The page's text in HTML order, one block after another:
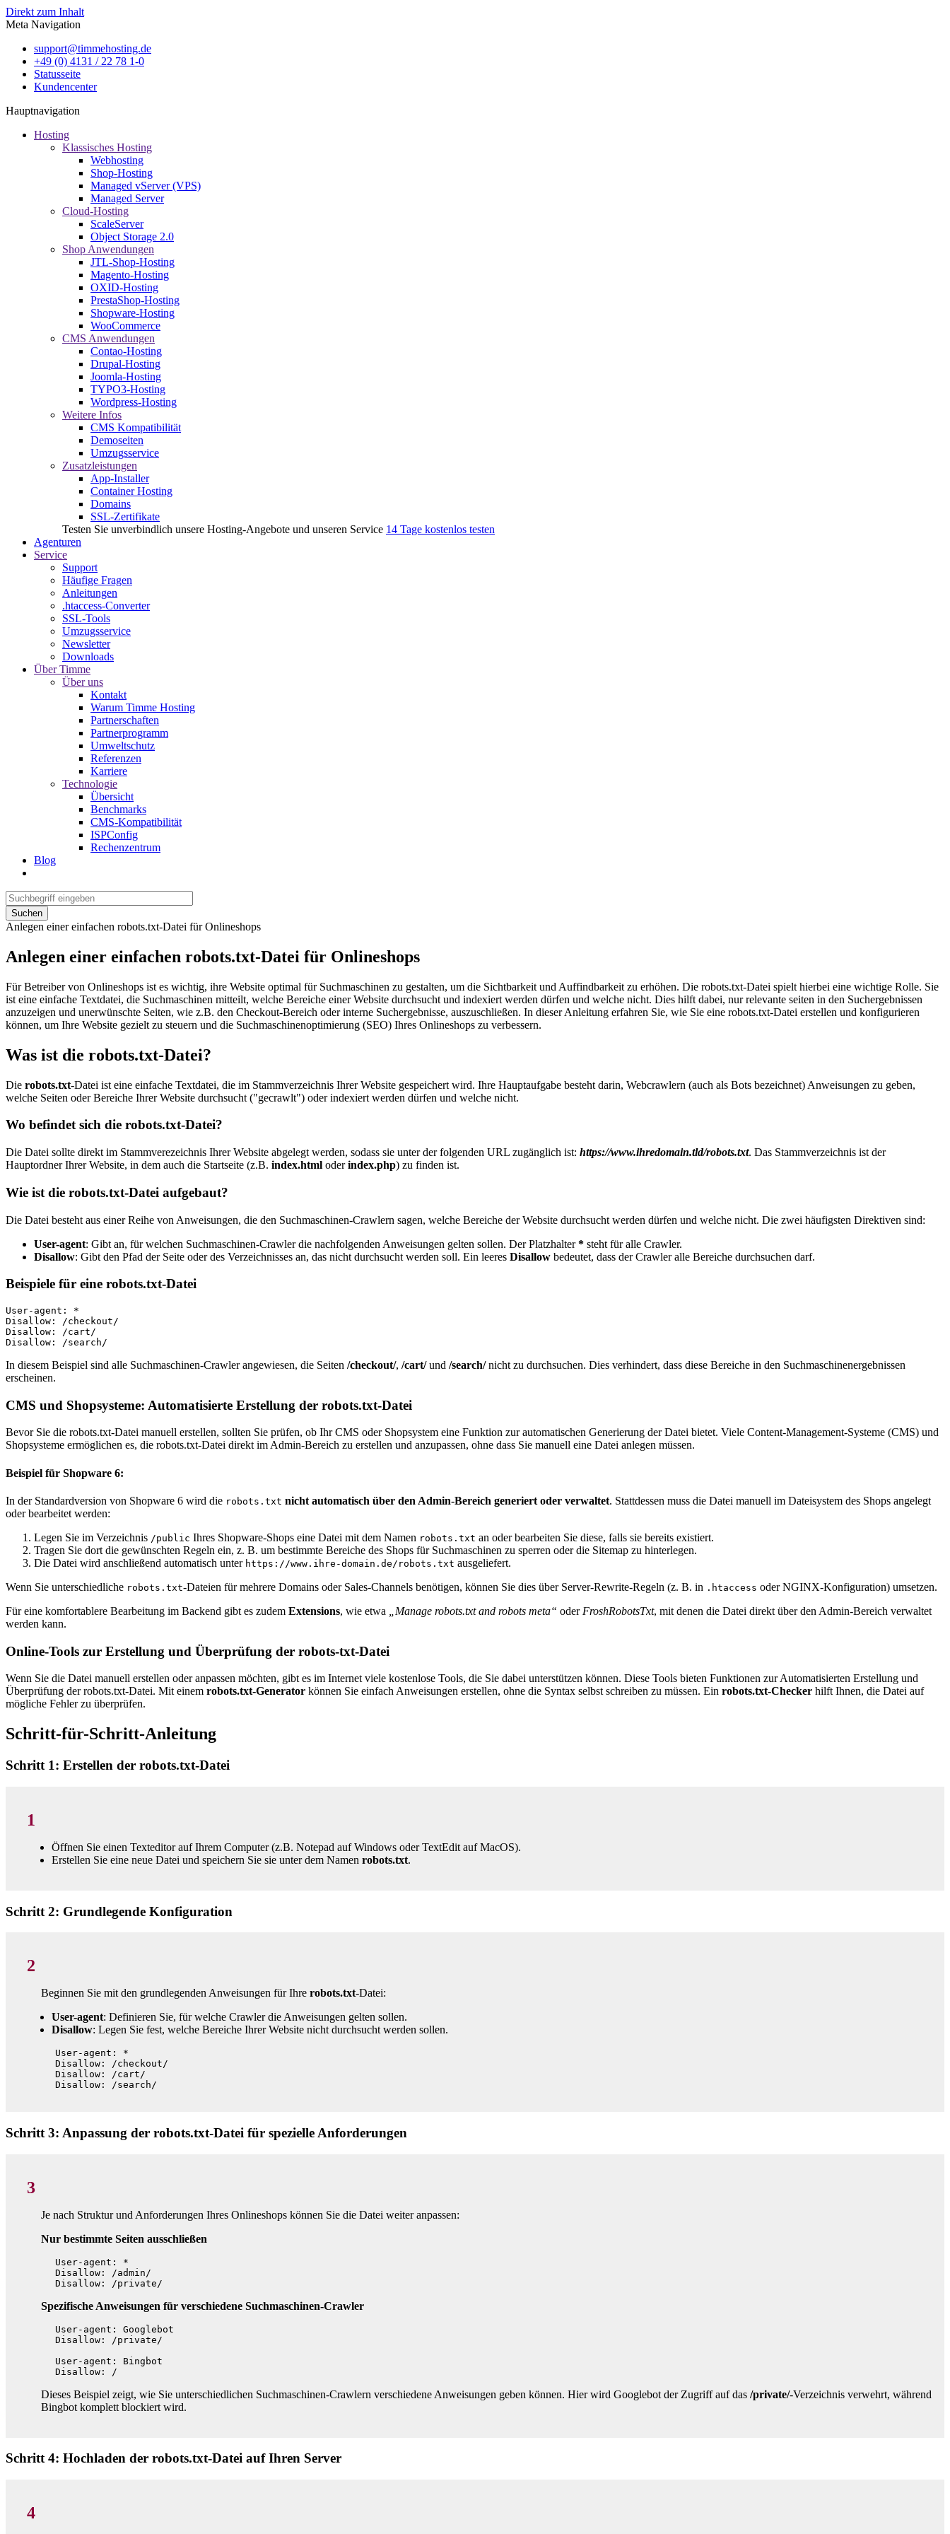
Direkt zum Inhalt
Meta Navigation
support@timmehosting.de
+49 (0) 4131 / 22 78 1-0
Statusseite
Kundencenter
Hauptnavigation
Hosting
Klassisches Hosting
Webhosting
Shop-Hosting
Managed vServer (VPS)
Managed Server
Cloud-Hosting
ScaleServer
Object Storage 2.0
Shop Anwendungen
JTL-Shop-Hosting
Magento-Hosting
OXID-Hosting
PrestaShop-Hosting
Shopware-Hosting
WooCommerce
CMS Anwendungen
Contao-Hosting
Drupal-Hosting
Joomla-Hosting
TYPO3-Hosting
Wordpress-Hosting
Weitere Infos
CMS Kompatibilität
Demoseiten
Umzugsservice
Zusatzleistungen
App-Installer
Container Hosting
Domains
SSL-Zertifikate
Testen Sie unverbindlich unsere Hosting-Angebote und unseren Service 14 Tage kostenlos testen
Agenturen
Service
Support
Häufige Fragen
Anleitungen
.htaccess-Converter
SSL-Tools
Umzugsservice
Newsletter
Downloads
Über Timme
Über uns
Kontakt
Warum Timme Hosting
Partnerschaften
Partnerprogramm
Umweltschutz
Referenzen
Karriere
Technologie
Übersicht
Benchmarks
CMS-Kompatibilität
ISPConfig
Rechenzentrum
Blog
Suchen
Anlegen einer einfachen robots.txt-Datei für Onlineshops
Anlegen einer einfachen robots.txt-Datei für Onlineshops
Für Betreiber von Onlineshops ist es wichtig, ihre Website optimal für Suchmaschinen zu gestalten, um die Sichtbarkeit und Auffindbarkeit zu erhöhen. Die robots.txt-Datei spielt hierbei eine wichtige Rolle. Sie
ist eine einfache Textdatei, die Suchmaschinen mitteilt, welche Bereiche einer Website durchsucht und indexiert werden dürfen und welche nicht. Dies hilft dabei, nur relevante seiten in den Suchergebnissen
anzuzeigen und unerwünschte Seiten, wie z.B. den Checkout-Bereich oder interne Suchergebnisse, auszuschließen. In dieser Anleitung erfahren Sie, wie Sie eine robots.txt-Datei erstellen und konfigurieren
können, um Ihre Website gezielt zu steuern und die Suchmaschinenoptimierung (SEO) Ihres Onlineshops zu verbessern.
Was ist die robots.txt-Datei?
Die robots.txt-Datei ist eine einfache Textdatei, die im Stammverzeichnis Ihrer Website gespeichert wird. Ihre Hauptaufgabe besteht darin, Webcrawlern (auch als Bots bezeichnet) Anweisungen zu geben,
welche Seiten oder Bereiche Ihrer Website durchsucht ("gecrawlt") oder indexiert werden dürfen und welche nicht.
Wo befindet sich die robots.txt-Datei?
Die Datei sollte direkt im Stammverezeichnis Ihrer Website abgelegt werden, sodass sie unter der folgenden URL zugänglich ist: https://www.ihredomain.tld/robots.txt. Das Stammverzeichnis ist der
Hauptordner Ihrer Website, in dem auch die Startseite (z.B. index.html oderindex.php) zu finden ist.
Wie ist die robots.txt-Datei aufgebaut?
Die Datei besteht aus einer Reihe von Anweisungen, die den Suchmaschinen-Crawlern sagen, welche Bereiche der Website durchsucht werden dürfen und welche nicht. Die zwei häufigsten Direktiven sind:
User-agent: Gibt an, für welchen Suchmaschinen-Crawler die nachfolgenden Anweisungen gelten sollen. Der Platzhalter* steht für alle Crawler.
Disallow: Gibt den Pfad der Seite oder des Verzeichnisses an, das nicht durchsucht werden soll. Ein leeres Disallow bedeutet, dass der Crawler alle Bereiche durchsuchen darf.
Beispiele für eine robots.txt-Datei
User-agent: *
Disallow: /checkout/
Disallow: /cart/
In diesem Beispiel sind alle Suchmaschinen-Crawler angewiesen, die Seiten /checkout/, /cart/und /search/nicht zu durchsuchen. Dies verhindert, dass diese Bereiche in den Suchmaschinenergebnissen
erscheinen.
CMS und Shopsysteme: Automatisierte Erstellung der robots.txt-Datei
Bevor Sie die robots.txt-Datei manuell erstellen, sollten Sie prüfen, ob Ihr CMS oder Shopsystem eine Funktion zur automatischen Generierung der Datei bietet. Viele Content-Management-Systeme (CMS) und
Shopsysteme ermöglichen es, die robots.txt-Datei direkt im Admin-Bereich zu erstellen und anzupassen, ohne dass Sie manuell eine Datei anlegen müssen.
Beispiel für Shopware 6:
In der Standardversion von Shopware 6 wird die robots.txt nicht automatisch über den Admin-Bereich generiert oder verwaltet. Stattdessen muss die Datei manuell im Dateisystem des Shops angelegt
oder bearbeitet werden:
Legen Sie im Verzeichnis /public Ihres Shopware-Shops eine Datei mit dem Namen robots.txt an oder bearbeiten Sie diese, falls sie bereits existiert.
Tragen Sie dort die gewünschten Regeln ein, z. B. um bestimmte Bereiche des Shops für Suchmaschinen zu sperren oder die Sitemap zu hinterlegen.
Die Datei wird anschließend automatisch unter https://www.ihre-domain.de/robots.txt ausgeliefert.
Wenn Sie unterschiedliche robots.txt-Dateien für mehrere Domains oder Sales-Channels benötigen, können Sie dies über Server-Rewrite-Regeln (z. B. in .htaccess oder NGINX-Konfiguration) umsetzen.
Für eine komfortablere Bearbeitung im Backend gibt es zudem Extensions, wie etwa „Manage robots.txt and robots meta“ oder FroshRobotsTxt, mit denen die Datei direkt über den Admin-Bereich verwaltet
werden kann.
Online-Tools zur Erstellung und Überprüfung der robots-txt-Datei
Wenn Sie die Datei manuell erstellen oder anpassen möchten, gibt es im Internet viele kostenlose Tools, die Sie dabei unterstützen können. Diese Tools bieten Funktionen zur Automatisierten Erstellung und
Überprüfung der robots.txt-Datei. Mit einem robots.txt-Generator können Sie einfach Anweisungen erstellen, ohne die Syntax selbst schreiben zu müssen. Ein robots.txt-Checker hilft Ihnen, die Datei auf
mögliche Fehler zu überprüfen.
Schritt-für-Schritt-Anleitung
Schritt 1: Erstellen der robots.txt-Datei
1
Öffnen Sie einen Texteditor auf Ihrem Computer (z.B. Notepad auf Windows oder TextEdit auf MacOS).
Erstellen Sie eine neue Datei und speichern Sie sie unter dem Namen robots.txt.
Schritt 2: Grundlegende Konfiguration
2
Beginnen Sie mit den grundlegenden Anweisungen für Ihre robots.txt-Datei:
User-agent: Definieren Sie, für welche Crawler die Anweisungen gelten sollen.
Disallow: Legen Sie fest, welche Bereiche Ihrer Website nicht durchsucht werden sollen.
User-agent: *
Disallow: /checkout/
Disallow: /cart/
Schritt 3: Anpassung der robots.txt-Datei für spezielle Anforderungen
3
Je nach Struktur und Anforderungen Ihres Onlineshops können Sie die Datei weiter anpassen:
Nur bestimmte Seiten ausschließen
User-agent: *
Disallow: /admin/
Spezifische Anweisungen für verschiedene Suchmaschinen-Crawler
User-agent: Googlebot
Disallow: /private/
User-agent: Bingbot
Dieses Beispiel zeigt, wie Sie unterschiedlichen Suchmaschinen-Crawlern verschiedene Anweisungen geben können. Hier wird Googlebot der Zugriff auf das /private/-Verzeichnis verwehrt, während
Bingbot komplett blockiert wird.
Schritt 4: Hochladen der robots.txt-Datei auf Ihren Server
4